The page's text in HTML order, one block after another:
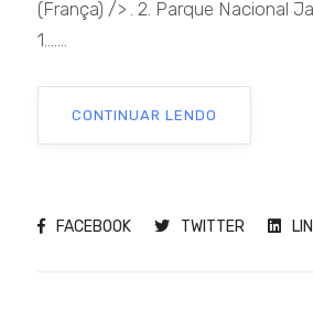
(França) /> . 2. Parque Nacional
1.......
CONTINUAR LENDO
FACEBOOK TWITTER